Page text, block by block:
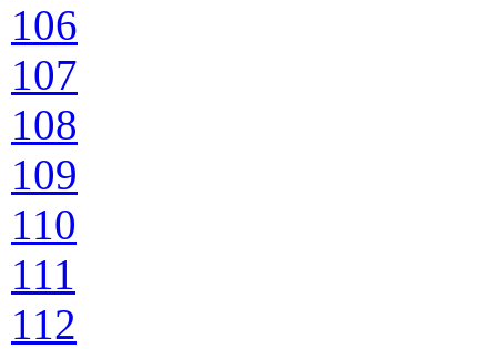
106
107
108
109
110
111
112